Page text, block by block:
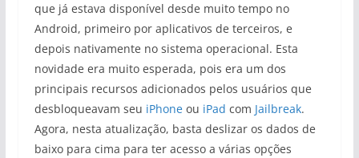
que já estava disponível desde muito tempo no
Android, primeiro por aplicativos de terceiros, e
depois nativamente no sistema operacional. Esta
novidade era muito esperada, pois era um dos
principais recursos adicionados pelos usuários que
desbloqueavam seu iPhoneou iPad com Jailbreak.
Agora, nesta atualização, basta deslizar os dados de
baixo para cima para ter acesso a várias opções